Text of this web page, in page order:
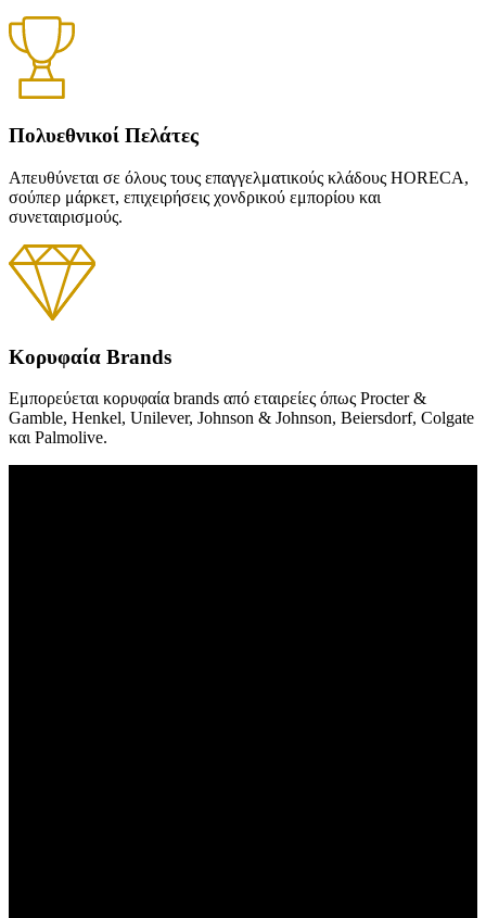
Πολυεθνικοί Πελάτες
Απευθύνεται σε όλους τους επαγγελματικούς κλάδους HORECA,
σούπερ μάρκετ, επιχειρήσεις χονδρικού εμπορίου και
συνεταιρισμούς.
Κορυφαία Brands
Εμπορεύεται κορυφαία brands από εταιρείες όπως Procter &
Gamble, Henkel, Unilever, Johnson & Johnson, Beiersdorf, Colgate
και Palmolive.